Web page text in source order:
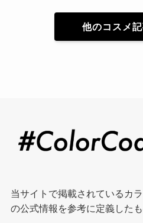
他のコスメ
当サイトで掲載されているカ
の公式情報を参考に定義したも